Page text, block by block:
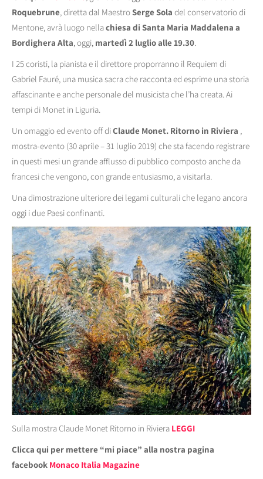
Roquebrune, diretta dal MaestroSerge Sola del conservatorio di
Mentone, avrà luogo nellachiesa di Santa Maria Maddalena a
Bordighera Alta, oggi, martedì 2 luglio alle 19.30.
I 25 coristi, la pianista e il direttore proporranno il Requiem di
Gabriel Fauré, una musica sacra che racconta ed esprime una storia
affascinante e anche personale del musicista che l’ha creata. Ai
tempi di Monet in Liguria.
Un omaggio ed evento off diClaude Monet. Ritorno in Riviera ,
mostra-evento (30 aprile – 31 luglio 2019) che sta facendo registrare
in questi mesi un grande afflusso di pubblico composto anche da
francesi che vengono, con grande entusiasmo, a visitarla.
Una dimostrazione ulteriore dei legami culturali che legano ancora
oggi i due Paesi confinanti.
Sulla mostra Claude Monet Ritorno in Riviera LEGGI
Clicca qui per mettere “mi piace” alla nostra pagina
facebook Monaco Italia Magazine